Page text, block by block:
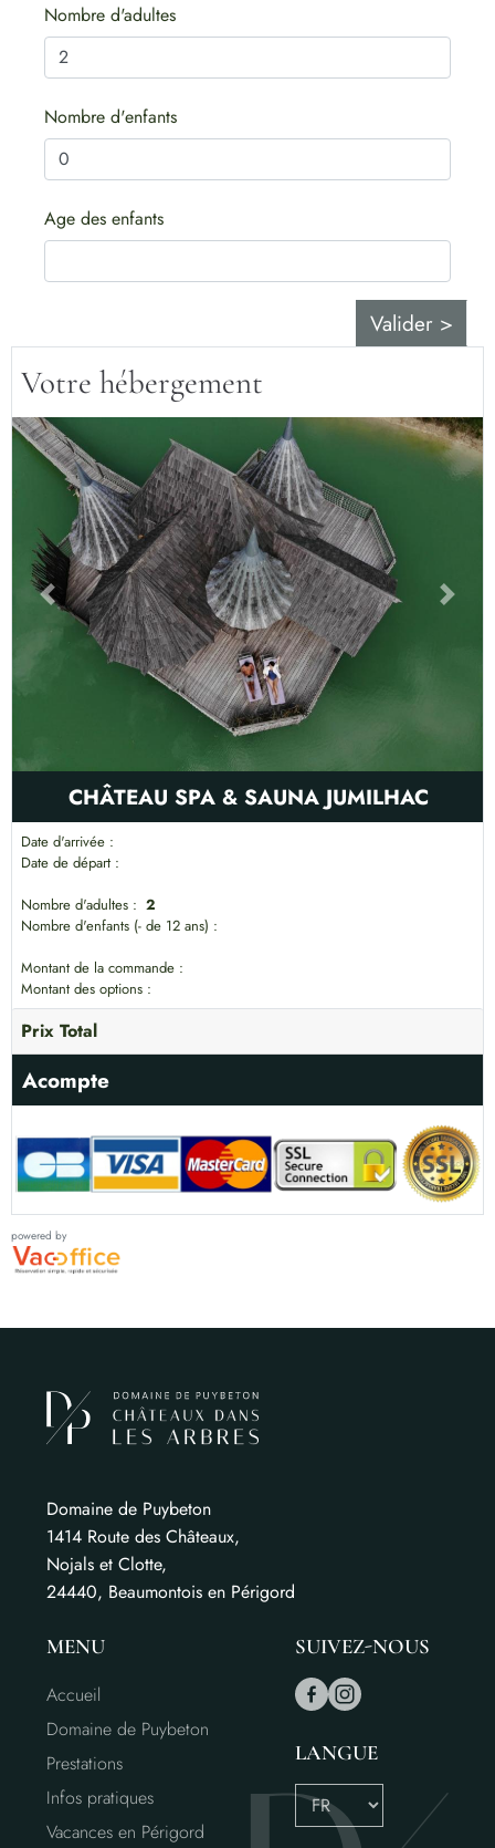
Nombre d'adultes
Nombre d'enfants
Age des enfants
Valider >
Votre hébergement
Previous Next
CHÂTEAU SPA & SAUNA JUMILHAC
Date d'arrivée :
Date de départ :
Nombre d'adultes : 2
Nombre d'enfants (- de 12 ans) :
Montant de la commande :
Montant des options :
Prix Total
Acompte
powered by
Domaine de Puybeton
1414 Route des Châteaux,
Nojals et Clotte,
24440, Beaumontois en Périgord
MENU
Accueil
Domaine de Puybeton
Prestations
Infos pratiques
Vacances en Périgord
SUIVEZ-NOUS
LANGUE